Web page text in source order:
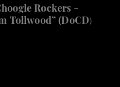
Rockers -
Tollwood” (DoCD)